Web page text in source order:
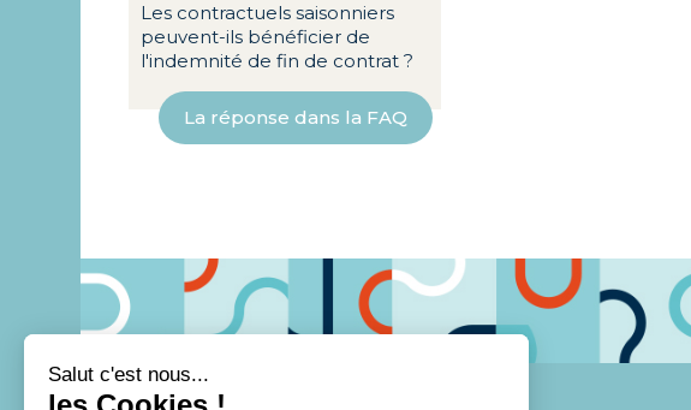
Les contractuels saisonniers
peuvent-ils bénéficier de
l'indemnité de fin de contrat ?
La réponse dans la FAQ